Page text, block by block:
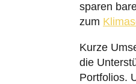
sparen
zum
Kurze
die
Portfolios.